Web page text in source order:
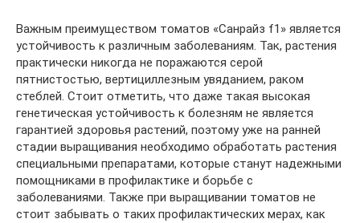
Важным преимуществом томатов «Санрайз f1» является
устойчивость к различным заболеваниям. Так, растения
практически никогда не поражаются серой
пятнистостью, вертициллезным увяданием, раком
стеблей. Стоит отметить, что даже такая высокая
генетическая устойчивость к болезням не является
гарантией здоровья растений, поэтому уже на ранней
стадии выращивания необходимо обработать растения
специальными препаратами, которые станут надежными
помощниками в профилактике и борьбе с
заболеваниями. Также при выращивании томатов не
стоит забывать о таких профилактических мерах, как